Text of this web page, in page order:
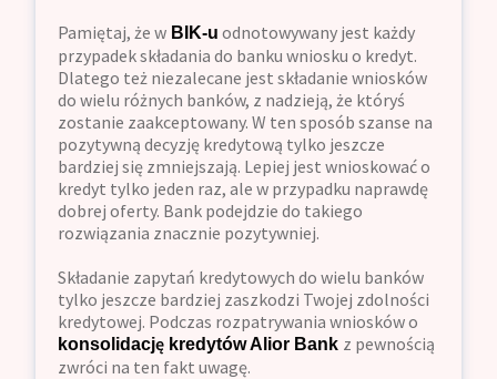
Pamiętaj, że w BIK-u odnotowywany jest każdy
przypadek składania do banku wniosku o kredyt.
Dlatego też niezalecane jest składanie wniosków
do wielu różnych banków, z nadzieją, że któryś
zostanie zaakceptowany. W ten sposób szanse na
pozytywną decyzję kredytową tylko jeszcze
bardziej się zmniejszają. Lepiej jest wnioskować o
kredyt tylko jeden raz, ale w przypadku naprawdę
dobrej oferty. Bank podejdzie do takiego
rozwiązania znacznie pozytywniej.
Składanie zapytań kredytowych do wielu banków
tylko jeszcze bardziej zaszkodzi Twojej zdolności
kredytowej. Podczas rozpatrywania wniosków o
konsolidację kredytów Alior Bank z pewnością
zwróci na ten fakt uwagę.